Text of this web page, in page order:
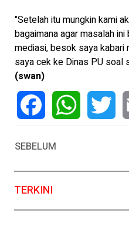
"Setelah itu mungkin kami
bagaimana agar masalah
mediasi, besok saya
saya cek ke Dinas PU soal
(swan)
SEBELUM
TERKINI